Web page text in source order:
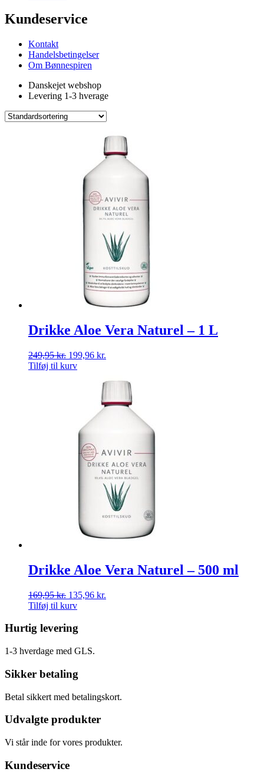
Kundeservice
Kontakt
Handelsbetingelser
Om Bønnespiren
Danskejet webshop
Levering 1-3 hverage
Drikke Aloe Vera Naturel – 1 L
249,95kr. 199,96 kr.
Tilføj til kurv
Drikke Aloe Vera Naturel – 500 ml
169,95kr. 135,96 kr.
Tilføj til kurv
Hurtig levering
1-3 hverdage med GLS.
Sikker betaling
Betal sikkert med betalingskort.
Udvalgte produkter
Vi står inde for vores produkter.
Kundeservice